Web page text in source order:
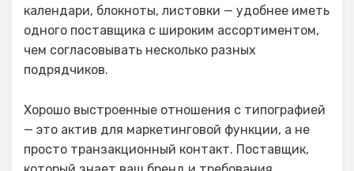
календари, блокноты, листовки — удобнее иметь
одного поставщика с широким ассортиментом,
чем согласовывать несколько разных
подрядчиков.
Хорошо выстроенные отношения с типографией
— это актив для маркетинговой функции, а не
просто транзакционный контакт. Поставщик,